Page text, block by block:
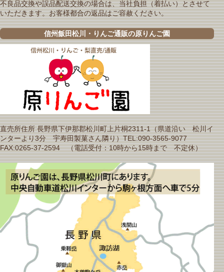
不良品交換や誤品配送交換の場合は、当社負担（着払い）とさせて
いただきます。お客様都合の返品はご容赦ください。
信州飯田松川・りんご通販の原りんご園
直売所住所 長野県下伊那郡松川町上片桐2311-1（県道沿い 松川イ
ンターより3分 宇寿田製菓さん隣り）TEL:090-3565-9077
FAX:0265-37-2594 （電話受付：10時から15時まで 不定休）